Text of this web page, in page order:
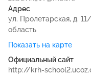
Адрес
ул. Пролетарская, д.
область
Показать на карте
Официальный сайт
http://krh-